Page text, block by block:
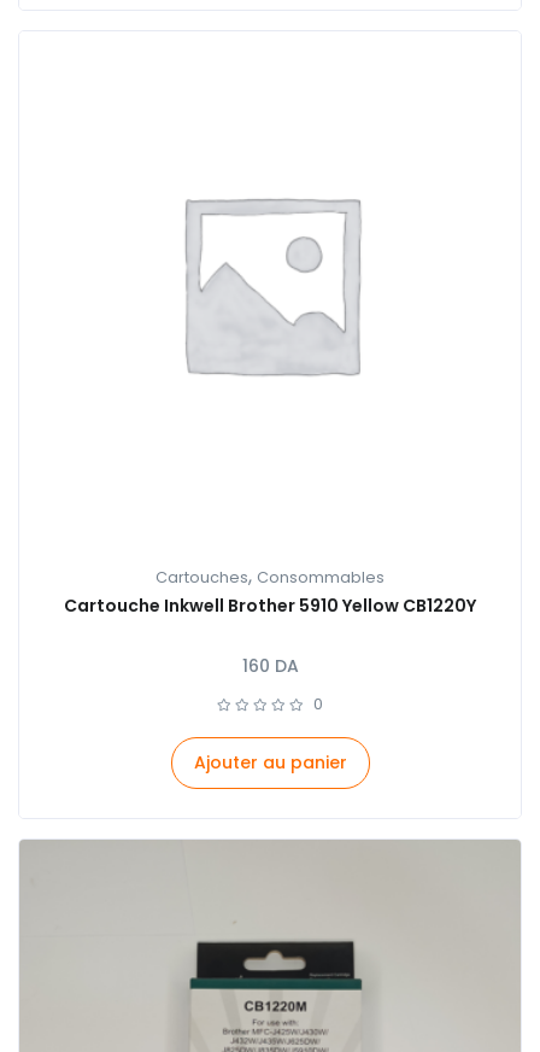
Cartouches, Consommables
Cartouche Inkwell Brother 5910 Yellow CB1220Y
160 DA
0
Ajouter au panier